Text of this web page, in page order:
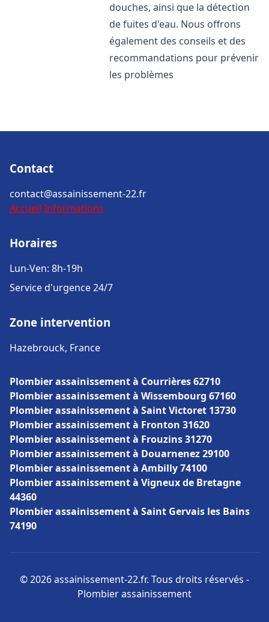
douches, ainsi que la détection
de fuites d'eau. Nous offrons
également des conseils et des
recommandations pour prévenir
les problèmes
Contact
contact@assainissement-22.fr
Accueil Informations
Horaires
Lun-Ven: 8h-19h
Service d'urgence 24/7
Zone intervention
Hazebrouck, France
Plombier assainissement à Courrières 62710
Plombier assainissement à Wissembourg 67160
Plombier assainissement à Saint Victoret 13730
Plombier assainissement à Fronton 31620
Plombier assainissement à Frouzins 31270
Plombier assainissement à Douarnenez 29100
Plombier assainissement à Ambilly 74100
Plombier assainissement à Vigneux de Bretagne
44360
Plombier assainissement à Saint Gervais les Bains
74190
© 2026 assainissement-22.fr. Tous droits réservés -
Plombier assainissement